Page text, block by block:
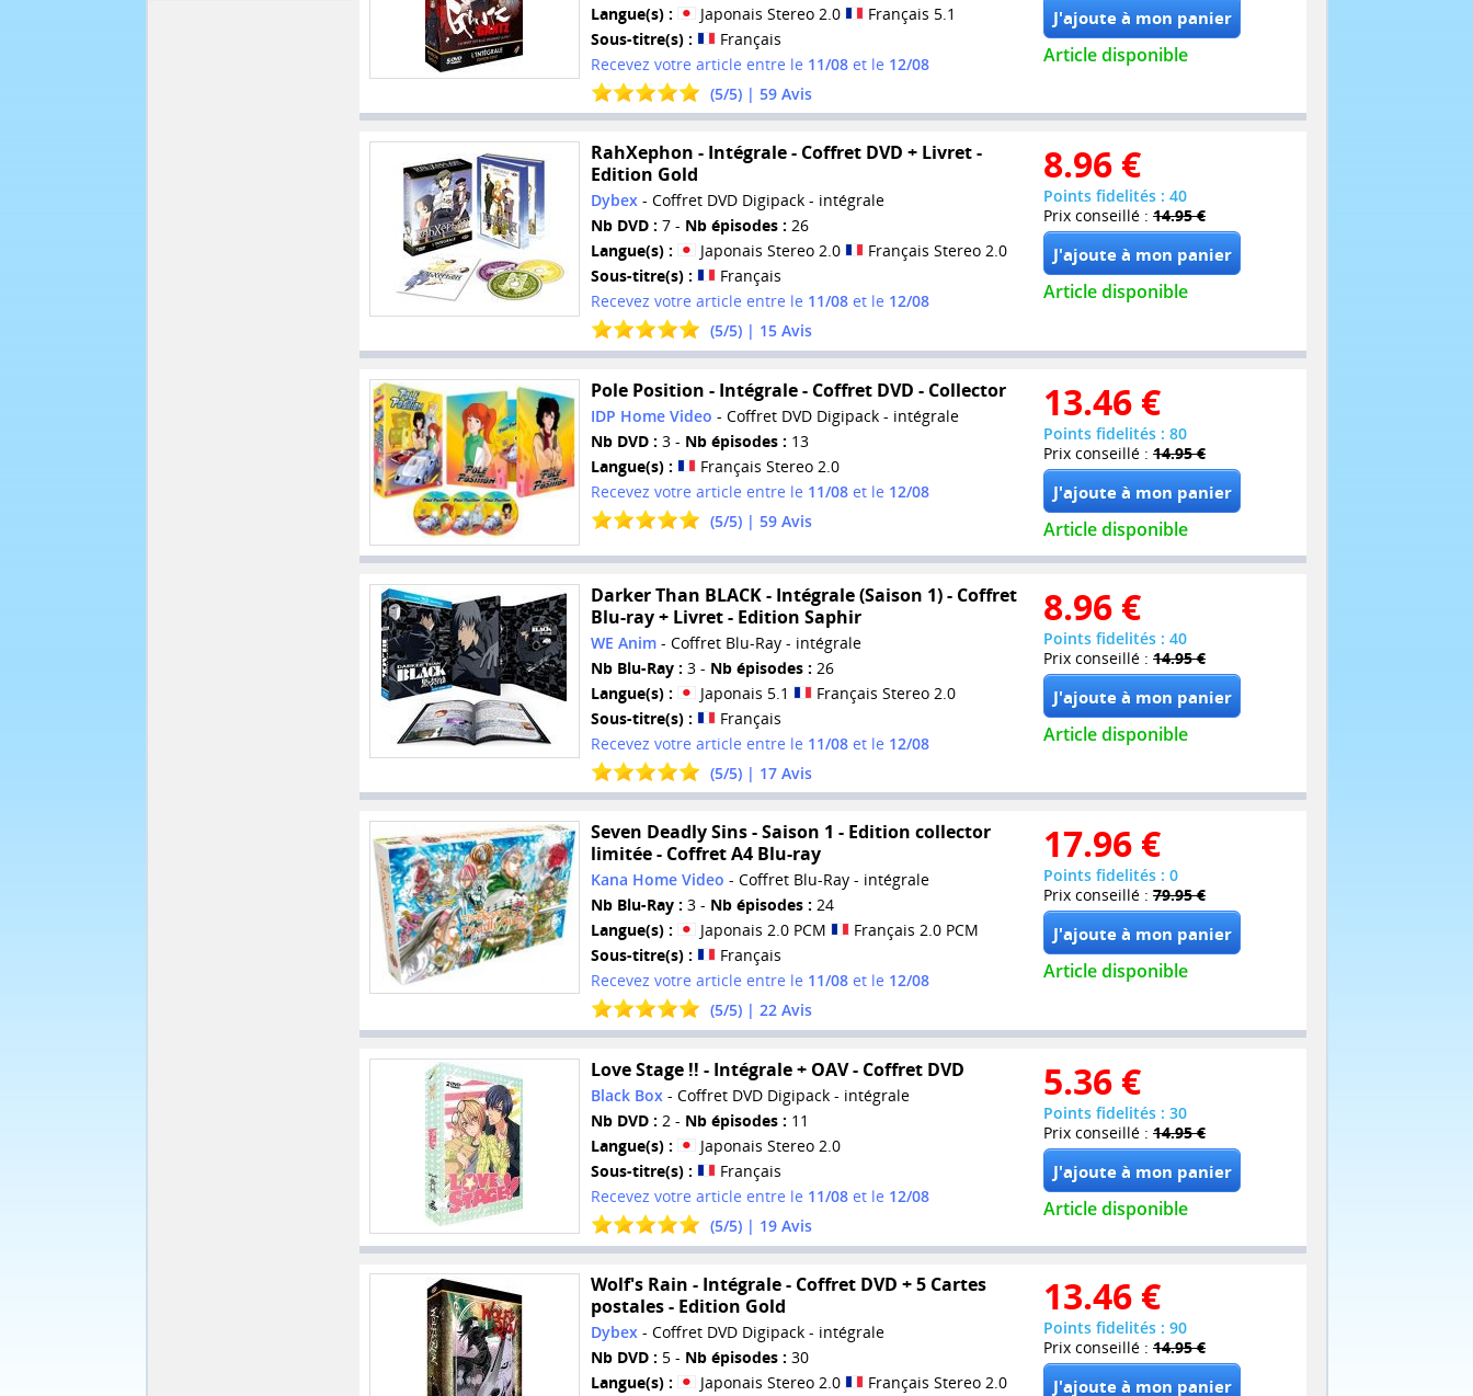
Langue(s) :
Japonais Stereo 2.0
Français 5.1
Sous-titre(s) :
Français
Recevez votre article entre le 11/08et le 12/08
(5/5) | 59Avis
Article disponible
RahXephon - Intégrale - Coffret DVD + Livret -
Edition Gold
Dybex- Coffret DVD Digipack - intégrale
Nb DVD : 7 - Nb épisodes : 26
Langue(s) :
Japonais Stereo 2.0
Français Stereo 2.0
Sous-titre(s) :
Français
Recevez votre article entre le 11/08et le 12/08
(5/5) | 15Avis
8.96 €
Points fidelités : 40
Prix conseillé : 14.95 €
Article disponible
Pole Position - Intégrale - Coffret DVD - Collector
IDP Home Video - Coffret DVD Digipack - intégrale
Nb DVD : 3 - Nb épisodes : 13
Langue(s) :
Français Stereo 2.0
Recevez votre article entre le 11/08et le 12/08
(5/5) | 59Avis
13.46 €
Points fidelités : 80
Prix conseillé : 14.95 €
Article disponible
Darker Than BLACK - Intégrale (Saison 1) - Coffret
Blu-ray + Livret - Edition Saphir
WE Anim- Coffret Blu-Ray - intégrale
Nb Blu-Ray : 3 - Nb épisodes : 26
Langue(s) :
Japonais 5.1
Français Stereo 2.0
Sous-titre(s) :
Français
Recevez votre article entre le 11/08et le 12/08
(5/5) | 17Avis
8.96 €
Points fidelités : 40
Prix conseillé : 14.95 €
Article disponible
Seven Deadly Sins - Saison 1 - Edition collector
limitée - Coffret A4 Blu-ray
Kana Home Video - Coffret Blu-Ray - intégrale
Nb Blu-Ray : 3 - Nb épisodes : 24
Langue(s) :
Japonais 2.0 PCM
Français 2.0 PCM
Sous-titre(s) :
Français
Recevez votre article entre le 11/08et le 12/08
(5/5) | 22Avis
17.96 €
Points fidelités : 0
Prix conseillé : 79.95 €
Article disponible
Love Stage !! - Intégrale + OAV - Coffret DVD
Black Box- Coffret DVD Digipack - intégrale
Nb DVD : 2 - Nb épisodes : 11
Langue(s) :
Japonais Stereo 2.0
Sous-titre(s) :
Français
Recevez votre article entre le 11/08et le 12/08
(5/5) | 19Avis
5.36 €
Points fidelités : 30
Prix conseillé : 14.95 €
Article disponible
Wolf's Rain - Intégrale - Coffret DVD + 5 Cartes
postales - Edition Gold
Dybex- Coffret DVD Digipack - intégrale
Nb DVD : 5 - Nb épisodes : 30
Langue(s) :
Japonais Stereo 2.0
Français Stereo 2.0
13.46 €
Points fidelités : 90
Prix conseillé : 14.95 €